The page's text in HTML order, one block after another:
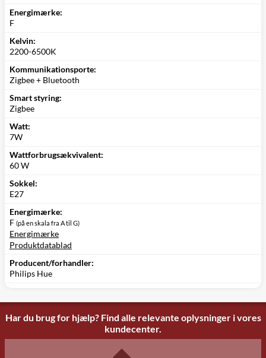
Energimærke:
F
Kelvin:
2200-6500K
Kommunikationsporte:
Zigbee + Bluetooth
Smart styring:
Zigbee
Watt:
7W
Wattforbrugsækvivalent:
60 W
Sokkel:
E27
Energimærke:
F (på en skala fra A til G)
Energimærke
Produktdatablad
Producent/forhandler:
Philips Hue
Har du brug for hjælp? Find alle relevante oplysninger i vores
kundecenter.